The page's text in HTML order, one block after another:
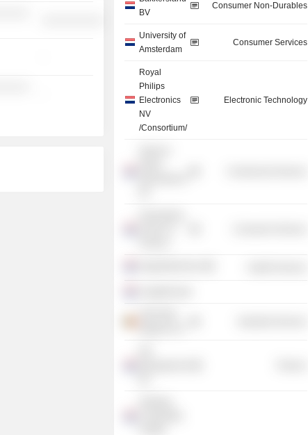
BV
Consumer Non-Durables
University of
Amsterdam
Consumer Services
Royal
Philips
Electronics
NV
/Consortium/
Electronic Technology